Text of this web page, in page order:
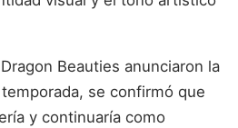
Beauties anunciaron la
se confirmó que
y continuaría como